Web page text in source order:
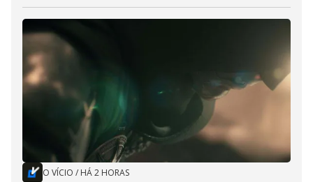
O VÍCIO / HÁ 2 HORAS